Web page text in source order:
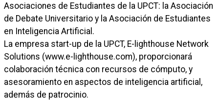
Asociaciones de Estudiantes de la UPCT: la Asociación
de Debate Universitario y la Asociación de Estudiantes
en Inteligencia Artificial.
La empresa start-up de la UPCT, E-lighthouse Network
Solutions (www.e-lighthouse.com), proporcionará
colaboración técnica con recursos de cómputo, y
asesoramiento en aspectos de inteligencia artificial,
además de patrocinio.